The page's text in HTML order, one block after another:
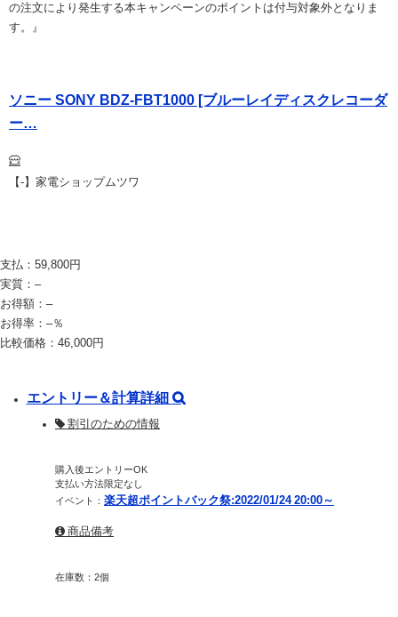
の注文により発生する本キャンペーンのポイントは付与対象外となりま
す。』
ソニー SONY BDZ-FBT1000 [ブルーレイディスクレコーダ
ー…
【-】家電ショップムツワ
支払： 59,800円
実質： –
お得額： –
お得率： –％
比較価格： 46,000円
エントリー＆計算詳細
割引のための情報
購入後エントリーOK
支払い方法限定なし
イベント： 楽天超ポイントバック祭:2022/01/24 20:00～
商品備考
在庫数：2個